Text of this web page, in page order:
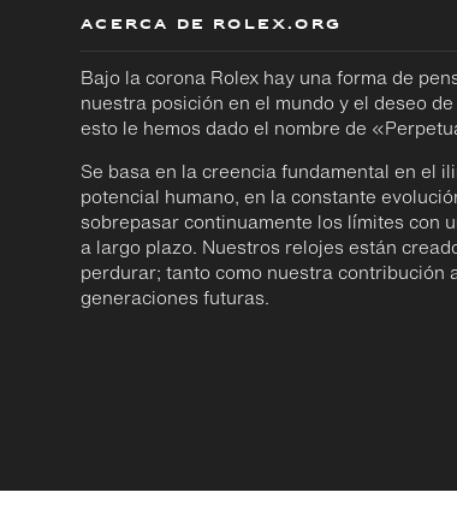
ACERCA DE ROLEX.ORG
Bajo la corona Rolex hay una forma de
nuestra posición en el mundo y el deseo
esto le hemos dado el nombre de
Se basa en la creencia fundamental en el
potencial humano, en la constante
sobrepasar continuamente los límites con
a largo plazo. Nuestros relojes están
perdurar; tanto como nuestra contribución
generaciones futuras.